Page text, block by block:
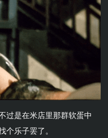
过是在米店里那群软蛋中
个乐子罢了。